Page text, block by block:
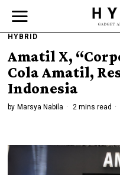
HYBRID
Amatil X,
Cola Amatil,
Indonesia
by Marsya Nabila 2 mins read